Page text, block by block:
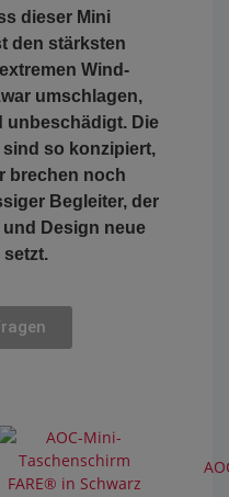
dieser Mini
den stärksten
Wind-
umschlagen,
unbeschädigt. Die
so konzipiert,
brechen noch
Begleiter, der
Design neue
setzt.